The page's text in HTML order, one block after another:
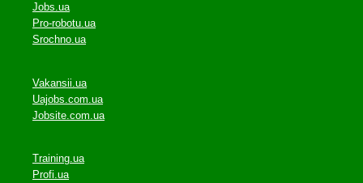
Jobs.ua
Pro-robotu.ua
Srochno.ua
Vakansii.ua
Uajobs.com.ua
Jobsite.com.ua
Training.ua
Profi.ua